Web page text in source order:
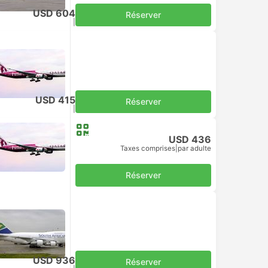
USD 604 Réserver
USD 415 Réserver
USD 436
Taxes comprises par adulte
Réserver
USD 936 Réserver